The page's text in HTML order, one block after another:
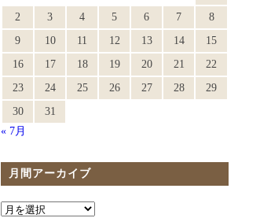
2
3 4 5 6 7
8
9
10 11 12 13 14
15
16
17 18 19 20 21
22
23
24 25 26 27 28
29
30
31
« 7月
月間アーカイブ